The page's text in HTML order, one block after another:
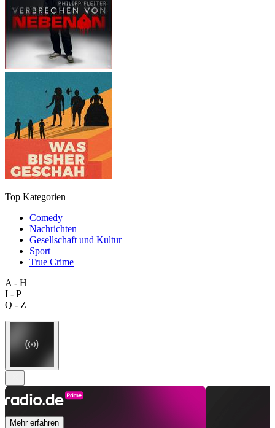
Top Kategorien
Comedy
Nachrichten
Gesellschaft und Kultur
Sport
True Crime
A - H
I - P
Q - Z
Mehr erfahren